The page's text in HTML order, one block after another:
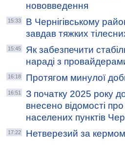
нововведення
15:33
В Чернігівському
завдав тяжких
15:45
Як забезпечити
нараді з
16:18 Протягом минулої
16:51
З початку 2025 року
внесено відомості
населених пунктів
17:22
Нетверезий за